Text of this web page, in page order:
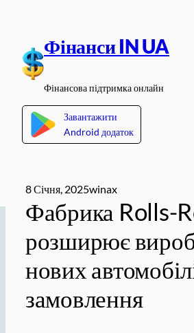
вмісту
Фінанси IN UA
Фінансова підтримка онлайн
Завантажити
Android додаток
8 Січня, 2025winax
Фабрика Rolls-
розширює
нових
замовлення